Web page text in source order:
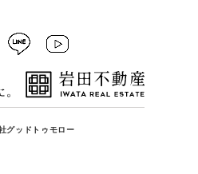
グッドトゥモロー